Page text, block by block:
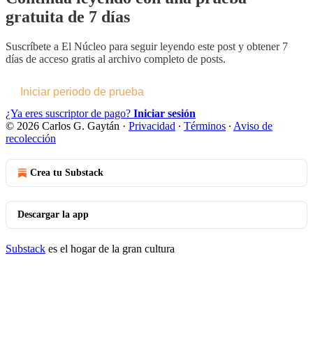
gratuita de 7 días
Suscríbete a El Núcleo para seguir leyendo este post y obtener 7
días de acceso gratis al archivo completo de posts.
Iniciar periodo de prueba
¿Ya eres suscriptor de pago? Iniciar sesión
© 2026 Carlos G. Gaytán · Privacidad ∙ Términos ∙ Aviso de
recolección
Crea tu Substack
Descargar la app
Substack es el hogar de la gran cultura